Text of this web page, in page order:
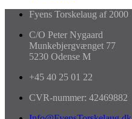
Fyens Torskelaug af 2000
C/O Peter Nygaard
Munkebjergvænget 77
5230 Odense M
+45 40 25 01 22
CVR-nummer: 42469882